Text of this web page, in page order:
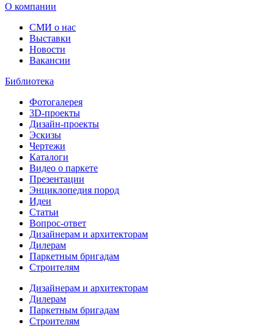
О компании
СМИ о нас
Выставки
Новости
Вакансии
Библиотека
Фотогалерея
3D-проекты
Дизайн-проекты
Эскизы
Чертежи
Каталоги
Видео о паркете
Презентации
Энциклопедия пород
Идеи
Статьи
Вопрос-ответ
Дизайнерам и архитекторам
Дилерам
Паркетным бригадам
Строителям
Дизайнерам и архитекторам
Дилерам
Паркетным бригадам
Строителям